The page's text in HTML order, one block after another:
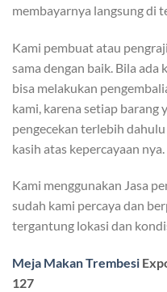
membayarnya langsung di
Kami pembuat atau
sama dengan baik. Bila ada
bisa melakukan
kami, karena setiap barang
pengecekan terlebih
kasih atas kepercayaan nya.
Kami menggunakan Jasa
sudah kami percaya dan
tergantung lokasi dan
Meja Makan Trembesi
127